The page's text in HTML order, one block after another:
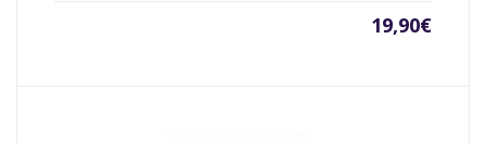
19,90€